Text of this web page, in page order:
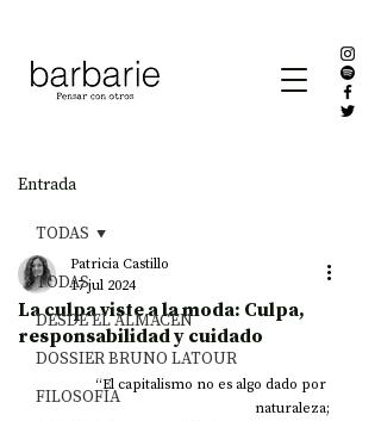
Entrada
TODAS
DESDE EL ALMACÉN
DOSSIER BRUNO LATOUR
FILOSOFÍA
TODAS
La culpa viste a la moda: Culpa,
responsabilidad y cuidado
Patricia Castillo
17 jul 2024
“El capitalismo no es algo dado por
naturaleza;